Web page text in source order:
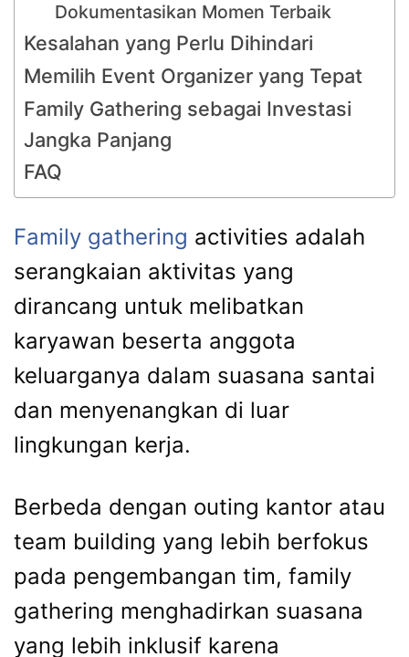
Dokumentasikan Momen Terbaik
Kesalahan yang Perlu Dihindari
Memilih Event Organizer yang Tepat
Family Gathering sebagai Investasi
Jangka Panjang
FAQ
Family gathering activities adalah
serangkaian aktivitas yang
dirancang untuk melibatkan
karyawan beserta anggota
keluarganya dalam suasana santai
dan menyenangkan di luar
lingkungan kerja.
Berbeda dengan outing kantor atau
team building yang lebih berfokus
pada pengembangan tim, family
gathering menghadirkan suasana
yang lebih inklusif karena